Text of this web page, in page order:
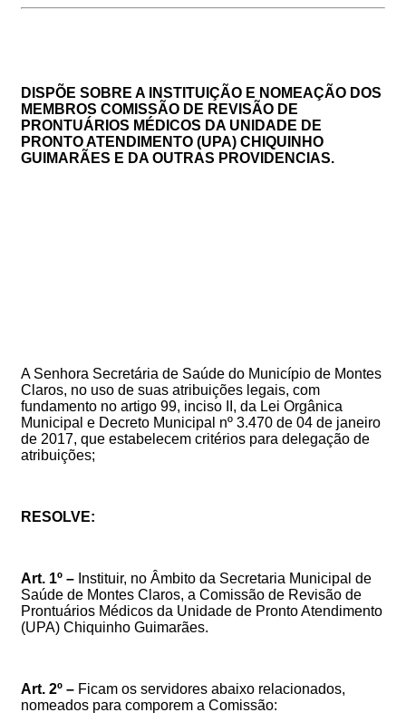
DISPÕE SOBRE A INSTITUIÇÃO E NOMEAÇÃO DOS
MEMBROS COMISSÃO DE REVISÃO DE
PRONTUÁRIOS MÉDICOS DA UNIDADE DE
PRONTO ATENDIMENTO (UPA) CHIQUINHO
GUIMARÃES E DA OUTRAS PROVIDENCIAS.
A Senhora Secretária de Saúde do Município de Montes
Claros, no uso de suas atribuições legais, com
fundamento no artigo 99, inciso II, da Lei Orgânica
Municipal e Decreto Municipal nº 3.470 de 04 de janeiro
de 2017, que estabelecem critérios para delegação de
atribuições;
RESOLVE:
Art. 1º – Instituir, no Âmbito da Secretaria Municipal de
Saúde de Montes Claros, a Comissão de Revisão de
Prontuários Médicos da Unidade de Pronto Atendimento
(UPA) Chiquinho Guimarães.
Art. 2º – Ficam os servidores abaixo relacionados,
nomeados para comporem a Comissão: